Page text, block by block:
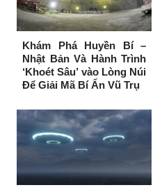
Khám Phá Huyền Bí –
Nhật Bản Và Hành Trình
‘Khoét Sâu’ vào Lòng Núi
Để Giải Mã Bí Ẩn Vũ Trụ